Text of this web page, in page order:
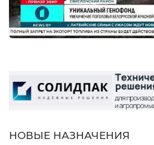
НОВЫЕ НАЗНАЧЕНИЯ